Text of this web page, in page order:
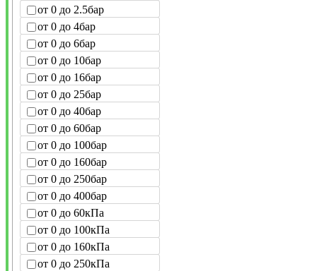
от 0 до 2.5бар
от 0 до 4бар
от 0 до 6бар
от 0 до 10бар
от 0 до 16бар
от 0 до 25бар
от 0 до 40бар
от 0 до 60бар
от 0 до 100бар
от 0 до 160бар
от 0 до 250бар
от 0 до 400бар
от 0 до 60кПа
от 0 до 100кПа
от 0 до 160кПа
от 0 до 250кПа